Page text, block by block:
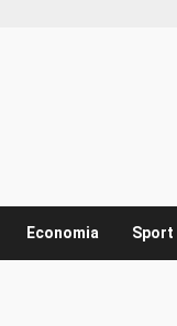
Economia Sport